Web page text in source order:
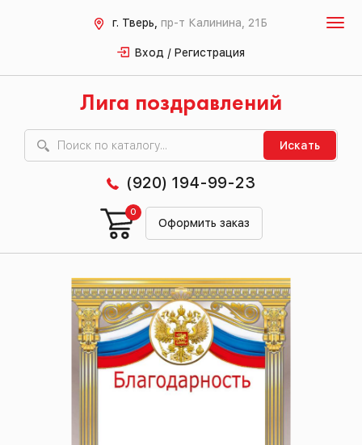
г. Тверь, пр-т Калинина, 21Б
Вход / Регистрация
Лига поздравлений
Искать
(920) 194-99-23
Оформить заказ
0